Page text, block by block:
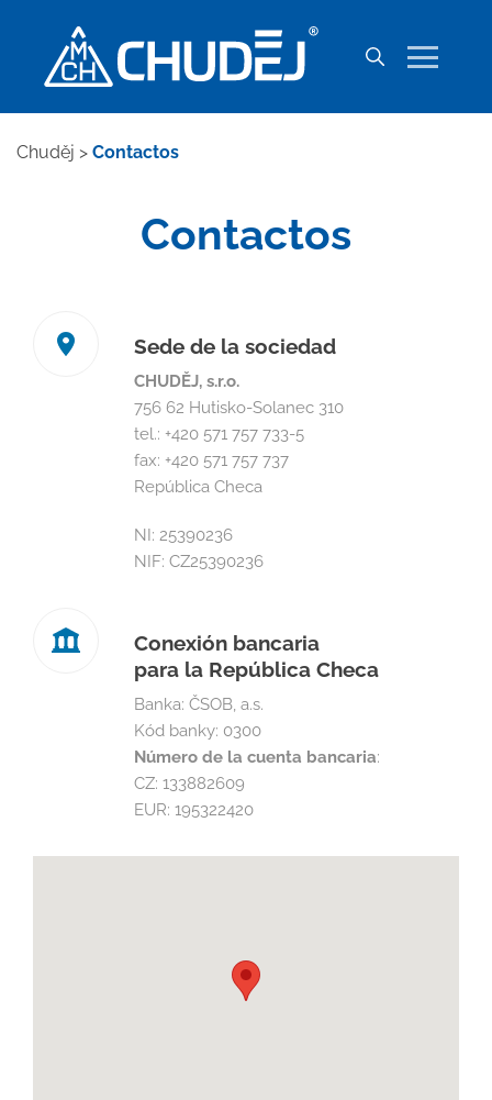
Chuděj > Contactos
Contactos
Sede de la sociedad
CHUDĚJ, s.r.o.
756 62 Hutisko-Solanec 310
tel.: +420 571 757 733-5
fax: +420 571 757 737
República Checa
NI: 25390236
NIF: CZ25390236
Conexión bancaria
para la República Checa
Banka: ČSOB, a.s.
Kód banky: 0300
Número de la cuenta bancaria:
CZ: 133882609
EUR: 195322420